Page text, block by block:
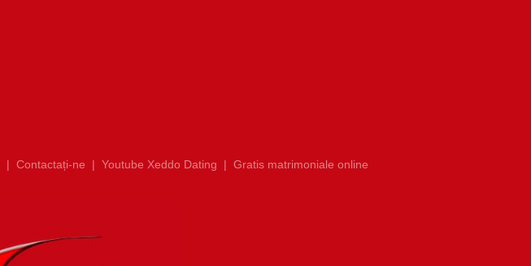
| Contactați-ne | Youtube Xeddo Dating | Gratis matrimoniale online